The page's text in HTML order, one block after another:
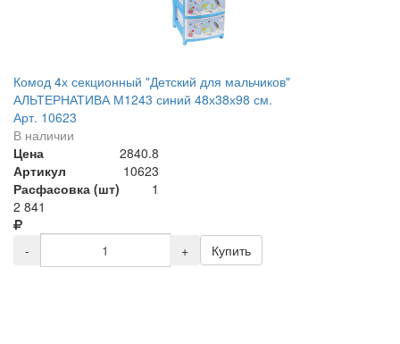
Комод 4х секционный "Детский для мальчиков"
АЛЬТЕРНАТИВА М1243 синий 48х38х98 см.
Арт. 10623
В наличии
Цена
2840.8
Артикул
10623
Расфасовка (шт)
1
2 841
- + Купить